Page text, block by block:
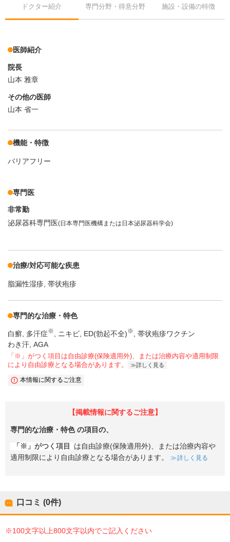
ドクター紹介 専門分野・得意分野 施設・設備の特徴
医師紹介
院長
山本 雅章
その他の医師
山本 省一
機能・特徴
バリアフリー
専門医
非常勤
泌尿器科専門医(日本専門医機構または日本泌尿器科学会)
治療/対応可能な疾患
脂漏性湿疹 帯状疱疹
専門的な治療・特色
白癬 多汗症※ ニキビ ED(勃起不全)※
帯状疱疹ワクチン
わき汗, AGA
「※」がつく項目は自由診療(保険適用外)、または治療内容や適用制限
により自由診療となる場合があります。
詳しく見る
本情報に関するご注意
【掲載情報に関するご注意】
専門的な治療・特色の項目の、
「※」がつく項目
は自由診療(保険適用外)、または治療内容や
適用制限により自由診療となる場合があります。
詳しく見る
口コミ (0件)
※100文字以上800文字以内でご記入ください